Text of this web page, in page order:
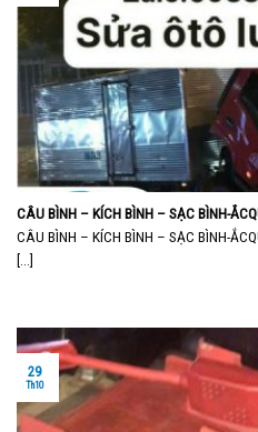
CÂU BÌNH – KÍCH BÌNH – SẠC BÌNH-
CÂU BÌNH – KÍCH BÌNH – SẠC BÌNH-
[...]
29
Th10